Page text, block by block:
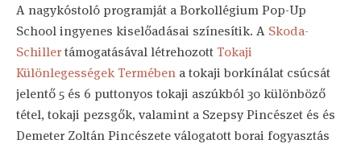
A nagykóstoló programját a Borkollégium Pop-Up
School ingyenes kiselőadásai színesítik. A Skoda-
Schillertámogatásával létrehozott Tokaji
Különlegességek Termében a tokaji borkínálat csúcsát
jelentő 5 és 6 puttonyos tokaji aszúkból 30 különböző
tétel, tokaji pezsgők, valamint a Szepsy Pincészet és és
Demeter Zoltán Pincészete válogatott borai fogyasztás